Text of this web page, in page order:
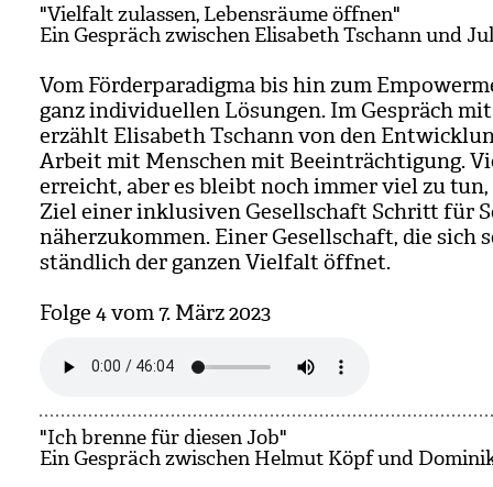
"Vielfalt zulassen, Lebensräume öffnen"
Ein Gespräch zwischen Elisabeth Tschann und
Vom För­der­pa­ra­digma bis hin zum
ganz indi­vi­du­el­len Lösun­gen. Im Gespräch
erzählt Eli­sa­beth Tschann von den
Arbeit mit Men­schen mit Beein­träch­ti­gung.
erreicht, aber es bleibt noch immer viel zu tun,
Ziel einer inklu­si­ven Gesell­schaft Schritt für
näher­zu­kom­men. Einer Gesell­schaft, die sich
ständ­lich der gan­zen Viel­falt öff­net.
Folge 4 vom 7. März 2023
"Ich brenne für diesen Job"
Ein Gespräch zwischen Helmut Köpf und